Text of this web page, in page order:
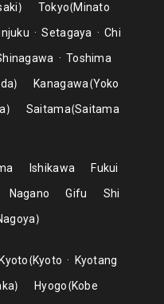
Tokyo Minato
Setagaya
Chi
Toshima
Kanagawa Yoko
Saitama Saitama
Ishikawa
Fukui
Nagano Gifu
Shi
Kyoto Kyoto
Kyotang
Hyogo Kobe